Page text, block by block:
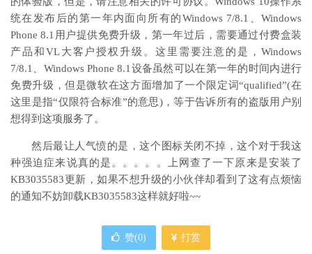
统在发布后的第一年内面向所有的Windows 7/8.1、Windows
Phone 8.1用户提供免费升级，第一年过后，需要通过付费盒装
产品和VL大客户授权升级。这里需要注意的是，Windows
7/8.1、Windows Phone 8.1设备虽然可以在第一年的时间内进行
免费升级，但是微软在这方面增加了一个限定词“qualified”(在
这里是指“仅限符合标准”的意思)，等于告诉所有的盗版用户别
想得到这项服务了。
然后最让人气愤的是，这个图标关闭不掉，这个对于我这
种强迫症来说真的是。。。。。上网查了一下原来是安装了
KB3035583更新，如果不想升级的小伙伴却看到了这有点烦恼
的通知不妨卸载KB3035583这样就好啦~~
赞(0) 打赏